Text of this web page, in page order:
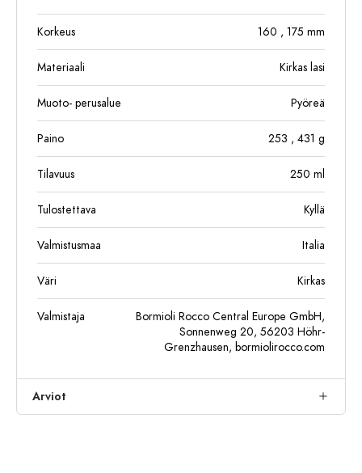
Korkeus 160 , 175 mm
Materiaali Kirkas lasi
Muoto- perusalue Pyöreä
Paino 253 , 431 g
Tilavuus 250 ml
Tulostettava Kyllä
Valmistusmaa Italia
Väri Kirkas
Valmistaja
Bormioli Rocco Central Europe GmbH,
Sonnenweg 20, 56203 Höhr-
Grenzhausen, bormiolirocco.com
Arviot